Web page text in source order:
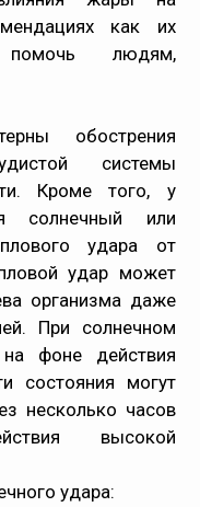
как их
людям,
обострения
системы
Кроме того, у
солнечный или
удара от
удар может
организма даже
При солнечном
на фоне действия
состояния могут
несколько часов
высокой
удара: